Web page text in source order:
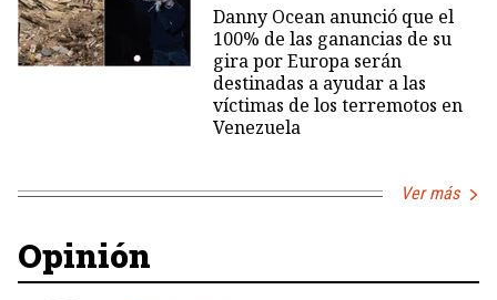
Danny Ocean anunció que el
100% de las ganancias de su
gira por Europa serán
destinadas a ayudar a las
víctimas de los terremotos en
Venezuela
Ver más
Opinión